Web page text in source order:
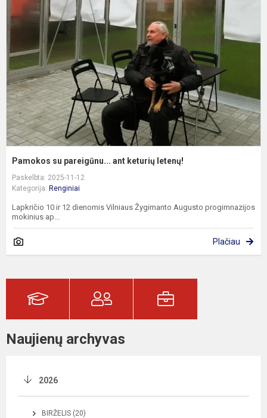
Pamokos su pareigūnu... ant keturių letenų!
Paskelbta: 2025-11-12
Kategorija: Renginiai
Lapkričio 10 ir 12 dienomis Vilniaus Žygimanto Augusto progimnazijos
mokinius ap...
Plačiau
Naujienų archyvas
2026
BIRŽELIS (20)